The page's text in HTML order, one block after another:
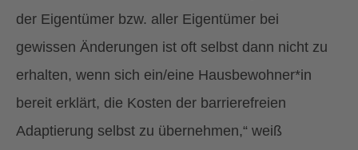
der Eigentümer bzw. aller Eigentümer bei
gewissen Änderungen ist oft selbst dann nicht zu
erhalten, wenn sich ein/eine Hausbewohner*in
bereit erklärt, die Kosten der barrierefreien
Adaptierung selbst zu übernehmen,“ weiß